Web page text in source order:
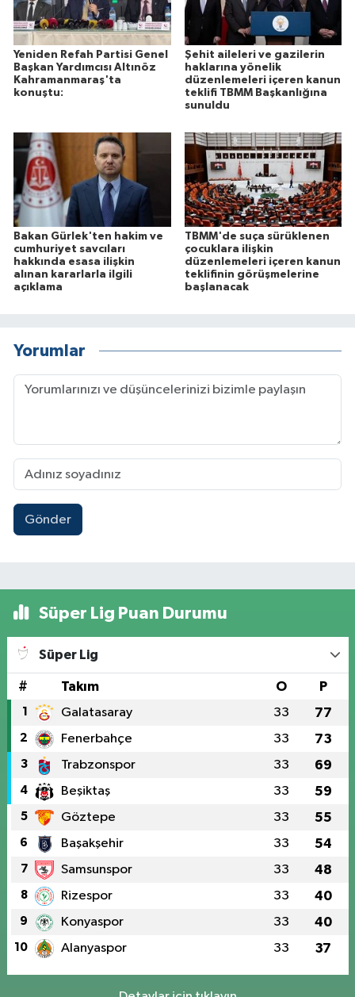
Yeniden Refah Partisi Genel
Başkan Yardımcısı Altınöz
Kahramanmaraş'ta
konuştu:
Şehit aileleri ve gazilerin
haklarına yönelik
düzenlemeleri içeren kanun
teklifi TBMM Başkanlığına
sunuldu
Bakan Gürlek'ten hakim ve
cumhuriyet savcıları
hakkında esasa ilişkin
alınan kararlarla ilgili
açıklama
TBMM'de suça sürüklenen
çocuklara ilişkin
düzenlemeleri içeren kanun
teklifinin görüşmelerine
başlanacak
Yorumlar
Gönder
Süper Lig Puan Durumu
Süper Lig
# Takım O P
1 Galatasaray 33 77
2 Fenerbahçe 33 73
3 Trabzonspor 33 69
4 Beşiktaş 33 59
5 Göztepe 33 55
6 Başakşehir 33 54
7 Samsunspor 33 48
8 Rizespor 33 40
9 Konyaspor 33 40
10 Alanyaspor 33 37